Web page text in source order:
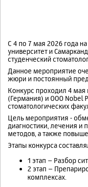
С 4 по 7 мая 2026 года
университет и
студенческий
Данное мероприятие
жюри и постоянный
Конкурс проходил 4 мая
(Германия) и OOO Nobel
стоматологических
Цель мероприятия -
диагностики, лечения и
методов, а также
Этапы конкурса
1 этап – Разбор
2 этап –
комплексах.